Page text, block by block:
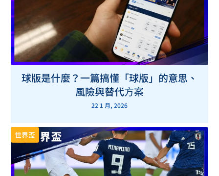
球版是什麼？一篇搞懂「球版」的意思、
風險與替代方案
22 1 月, 2026
世界盃